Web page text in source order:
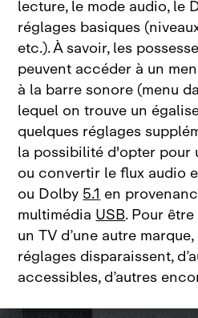
lecture, le mode audio, le
réglages basiques
etc.). À savoir, les
peuvent accéder à un
à la barre sonore (menu
lequel on trouve un
quelques réglages
la possibilité d'opter pour
ou convertir le flux audio
ou Dolby5.1en
multimédiaUSB. Pour
un TV d’une autre
réglages disparaissent,
accessibles, d’autres